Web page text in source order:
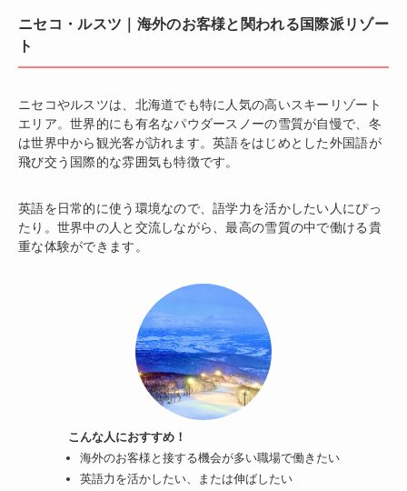
ニセコ・ルスツ｜海外のお客様と関われる国際派リゾー
ト
ニセコやルスツは、北海道でも特に人気の高いスキーリゾート
エリア。世界的にも有名なパウダースノーの雪質が自慢で、冬
は世界中から観光客が訪れます。英語をはじめとした外国語が
飛び交う国際的な雰囲気も特徴です。
英語を日常的に使う環境なので、語学力を活かしたい人にぴっ
たり。世界中の人と交流しながら、最高の雪質の中で働ける貴
重な体験ができます。
こんな人におすすめ！
海外のお客様と接する機会が多い職場で働きたい
英語力を活かしたい、または伸ばしたい